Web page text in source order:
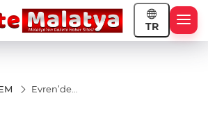
TR
Evren’den